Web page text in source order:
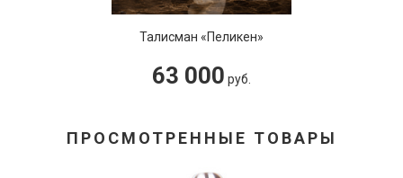
Талисман «Пеликен»
63 000 руб.
ПРОСМОТРЕННЫЕ ТОВАРЫ